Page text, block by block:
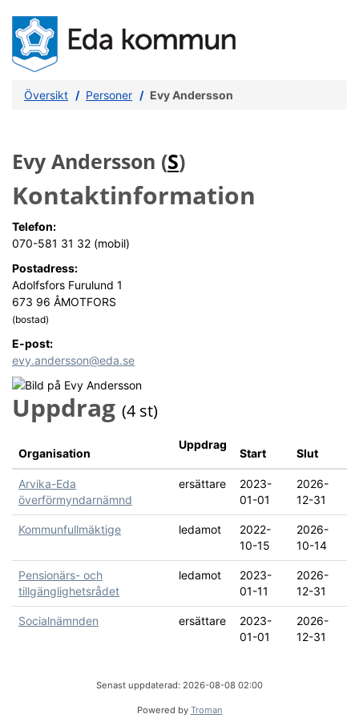
Översikt Personer Evy Andersson
Evy Andersson (S)
Kontaktinformation
Telefon:
070-581 31 32 (mobil)
Postadress:
Adolfsfors Furulund 1
673 96 ÅMOTFORS
(bostad)
E-post:
evy.andersson@eda.se
Uppdrag (4 st)
Organisation
Uppdrag
Start Slut
Arvika-Eda
överförmyndarnämnd
ersättare
2023-
01-01
2026-
12-31
Kommunfullmäktige ledamot
2022-
10-15
2026-
10-14
Pensionärs- och
tillgänglighetsrådet
ledamot
2023-
01-11
2026-
12-31
Socialnämnden ersättare
2023-
01-01
2026-
12-31
Senast uppdaterad: 2026-08-08 02:00
Powered by Troman